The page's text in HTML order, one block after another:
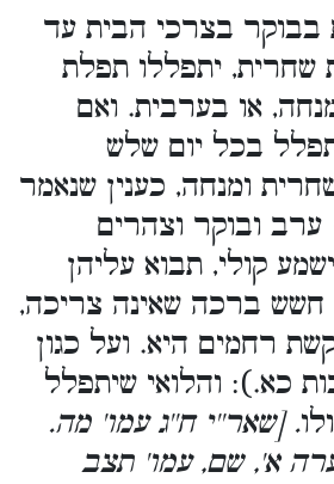
בבוקר בצרכי הבית עד
שחרית, יתפללו תפלת
או בערבית. ואם
בכל יום שלש
ומנחה, כענין שנאמר
ובוקר וצהרים
קולי, תבוא עליהן
חשש ברכה שאינה צריכה,
רחמים היא. ועל כגון
כא.): והלואי שיתפלל
. [שאר''י ח''ג עמו' מה.
א', שם, עמו' תצב